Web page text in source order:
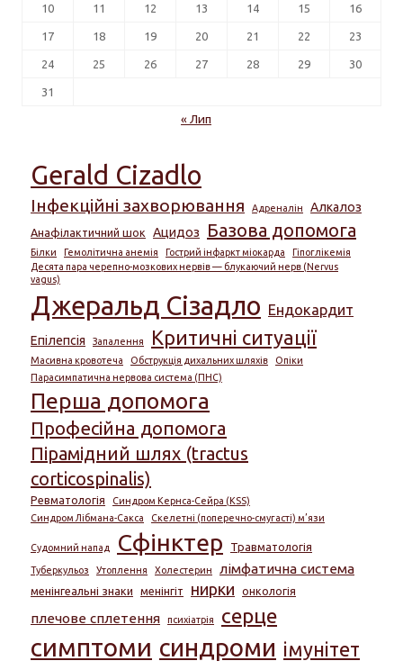
10 11 12 13 14 15 16
17 18 19 20 21 22 23
24 25 26 27 28 29 30
31
« Лип
Gerald Cizadlo
Інфекційні захворювання Адреналін Алкалоз
Анафілактичний шок Ацидоз Базова допомога
Білки Гемолітична анемія Гострий інфаркт міокарда
Гіпоглікемія
Десята пара черепно-мозкових нервів — блукаючий нерв (Nervus
vagus)
Джеральд Сізадло Ендокардит
Епілепсія Запалення Критичні ситуації
Масивна кровотеча Обструкція дихальних шляхів
Опіки
Парасимпатична нервова система (ПНС)
Перша допомога
Професійна допомога
Пірамідний шлях (tractus
corticospinalis)
Ревматологія
Синдром Кернса-Сейра (KSS)
Синдром Лібмана-Сакса
Скелетні (поперечно-смугасті) м’язи
Судомний напад Сфінктер Травматологія
Туберкульоз Утоплення Холестерин лімфатична система
менінгеальні знаки менінгіт нирки онкологія
плечове сплетення психіатрія серце
симптоми синдроми імунітет